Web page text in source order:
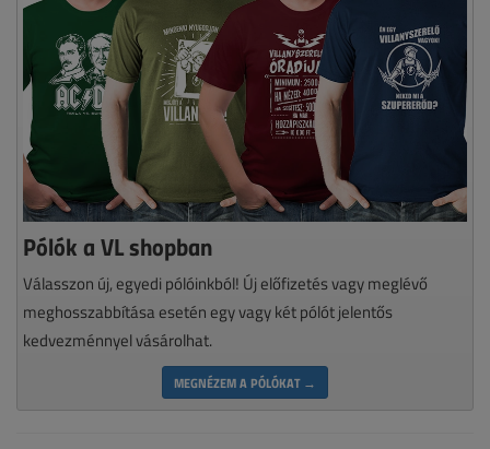
Pólók a VL shopban
Válasszon új, egyedi pólóinkból! Új előfizetés vagy meglévő
meghosszabbítása esetén egy vagy két pólót jelentős
kedvezménnyel vásárolhat.
MEGNÉZEM A PÓLÓKAT →